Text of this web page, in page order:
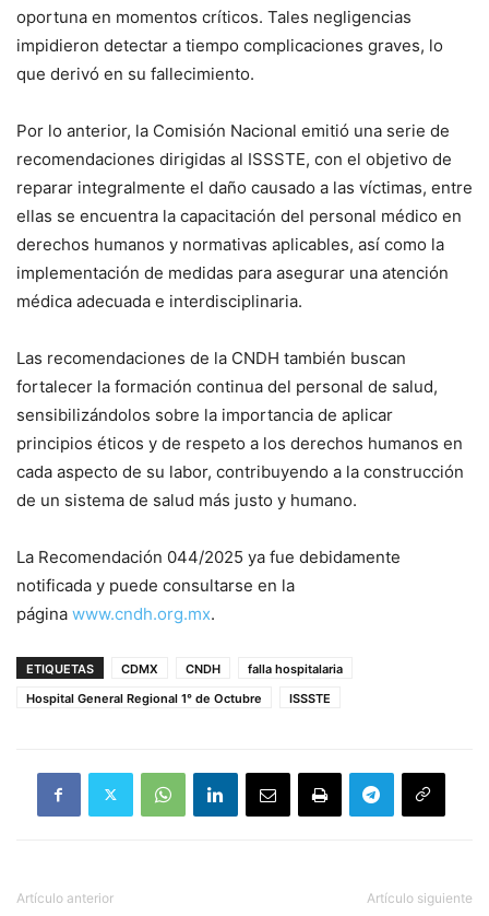
oportuna en momentos críticos. Tales negligencias
impidieron detectar a tiempo complicaciones graves, lo
que derivó en su fallecimiento.
Por lo anterior, la Comisión Nacional emitió una serie de
recomendaciones dirigidas al ISSSTE, con el objetivo de
reparar integralmente el daño causado a las víctimas, entre
ellas se encuentra la capacitación del personal médico en
derechos humanos y normativas aplicables, así como la
implementación de medidas para asegurar una atención
médica adecuada e interdisciplinaria.
Las recomendaciones de la CNDH también buscan
fortalecer la formación continua del personal de salud,
sensibilizándolos sobre la importancia de aplicar
principios éticos y de respeto a los derechos humanos en
cada aspecto de su labor, contribuyendo a la construcción
de un sistema de salud más justo y humano.
La Recomendación 044/2025 ya fue debidamente
notificada y puede consultarse en la
página www.cndh.org.mx.
ETIQUETAS CDMX CNDH
falla hospitalaria
Hospital General Regional 1° de Octubre
ISSSTE
Artículo anterior Artículo siguiente